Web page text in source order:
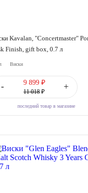
Kavalan, "Concertmaster"
Finish, gift box, 0.7 л
Виски
- 9 899 ₽
11 018₽
+
последний товар в магазине